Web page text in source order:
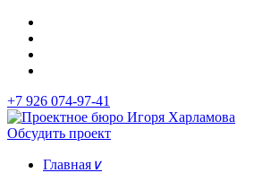
+7 926 074-97-41
Обсудить проект
Главная ∨